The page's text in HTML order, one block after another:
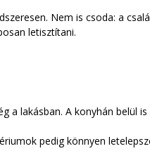
Nem is csoda: a
letisztítani.
lakásban. A konyhán belül
pedig könnyen